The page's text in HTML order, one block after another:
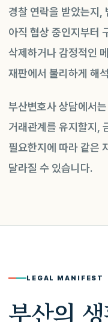
경찰 연락을 받았는지,
아직 협상 중인지부터
삭제하거나 감정적인
재판에서 불리하게 해
부산변호사 상담에서
거래관계를 유지할지,
필요한지에 따라 같은
달라질 수 있습니다.
LEGAL MANIFEST
부산의